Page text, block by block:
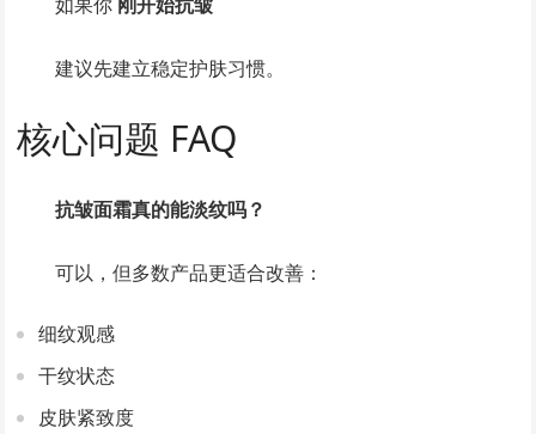
建议先建立稳定护肤习惯。
核心问题 FAQ
抗皱面霜真的能淡纹吗？
可以，但多数产品更适合改善：
细纹观感
干纹状态
皮肤紧致度